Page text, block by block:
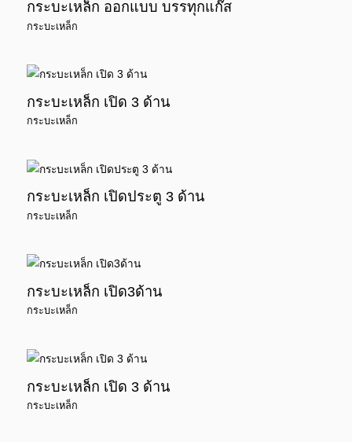
กระบะเหล็ก ออกแบบ บรรทุกแก๊ส
กระบะเหล็ก
กระบะเหล็ก เปิด 3 ด้าน
กระบะเหล็ก
กระบะเหล็ก เปิดประตู 3 ด้าน
กระบะเหล็ก
กระบะเหล็ก เปิด3ด้าน
กระบะเหล็ก
กระบะเหล็ก เปิด 3 ด้าน
กระบะเหล็ก